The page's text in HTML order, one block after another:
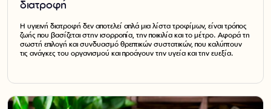
διατροφή
Η υγιεινή διατροφή δεν αποτελεί απλά μια λίστα τροφίμων, είναι τρόπος
ζωής που βασίζεται στην ισορροπία, την ποικιλία και το μέτρο. Αφορά τη
σωστή επιλογή και συνδυασμό θρεπτικών συστατικών, που καλύπτουν
τις ανάγκες του οργανισμού και προάγουν την υγεία και την ευεξία.